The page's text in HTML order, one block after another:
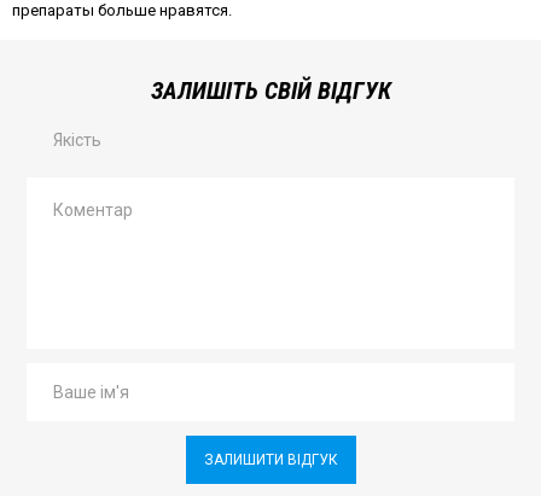
препараты больше нравятся.
ЗАЛИШІТЬ СВІЙ ВІДГУК
Якість
ЗАЛИШИТИ ВІДГУК